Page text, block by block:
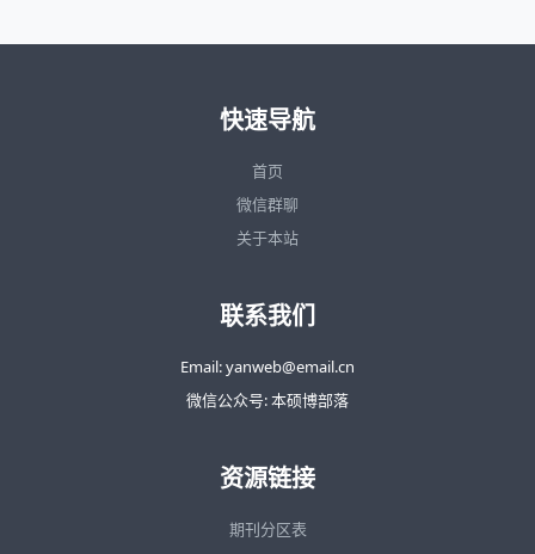
快速导航
首页
微信群聊
关于本站
联系我们
Email: yanweb@email.cn
微信公众号: 本硕博部落
资源链接
期刊分区表